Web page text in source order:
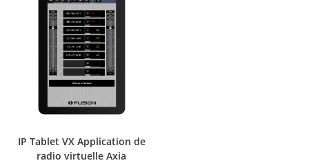
IP Tablet VX Application de
radio virtuelle Axia